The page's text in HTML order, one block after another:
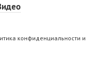
конфиденциальности и